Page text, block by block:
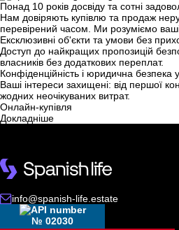
Понад 10 років досвіду та сотні
Нам довіряють купівлю та продаж
перевірений часом. Ми розуміємо
Ексклюзивні об'єкти та умови без
Доступ до найкращих пропозицій
власників без додаткових переплат.
Конфіденційність і юридична безпека
Ваші інтереси захищені: від першої
жодних неочікуваних витрат.
Онлайн-купівля
Докладніше
info@spanish-life.estate
№ 02030